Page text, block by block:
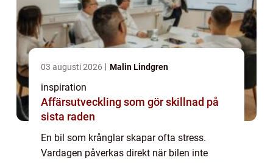
03 augusti 2026 Malin Lindgren
inspiration
Affärsutveckling som gör skillnad på
sista raden
En bil som krånglar skapar ofta stress.
Vardagen påverkas direkt när bilen inte